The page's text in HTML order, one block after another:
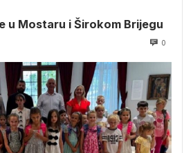
u Mostaru i Širokom Brijegu
0